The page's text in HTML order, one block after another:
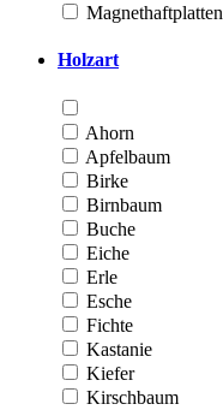
Magnethaftplatten
Holzart
Ahorn
Apfelbaum
Birke
Birnbaum
Buche
Eiche
Erle
Esche
Fichte
Kastanie
Kiefer
Kirschbaum